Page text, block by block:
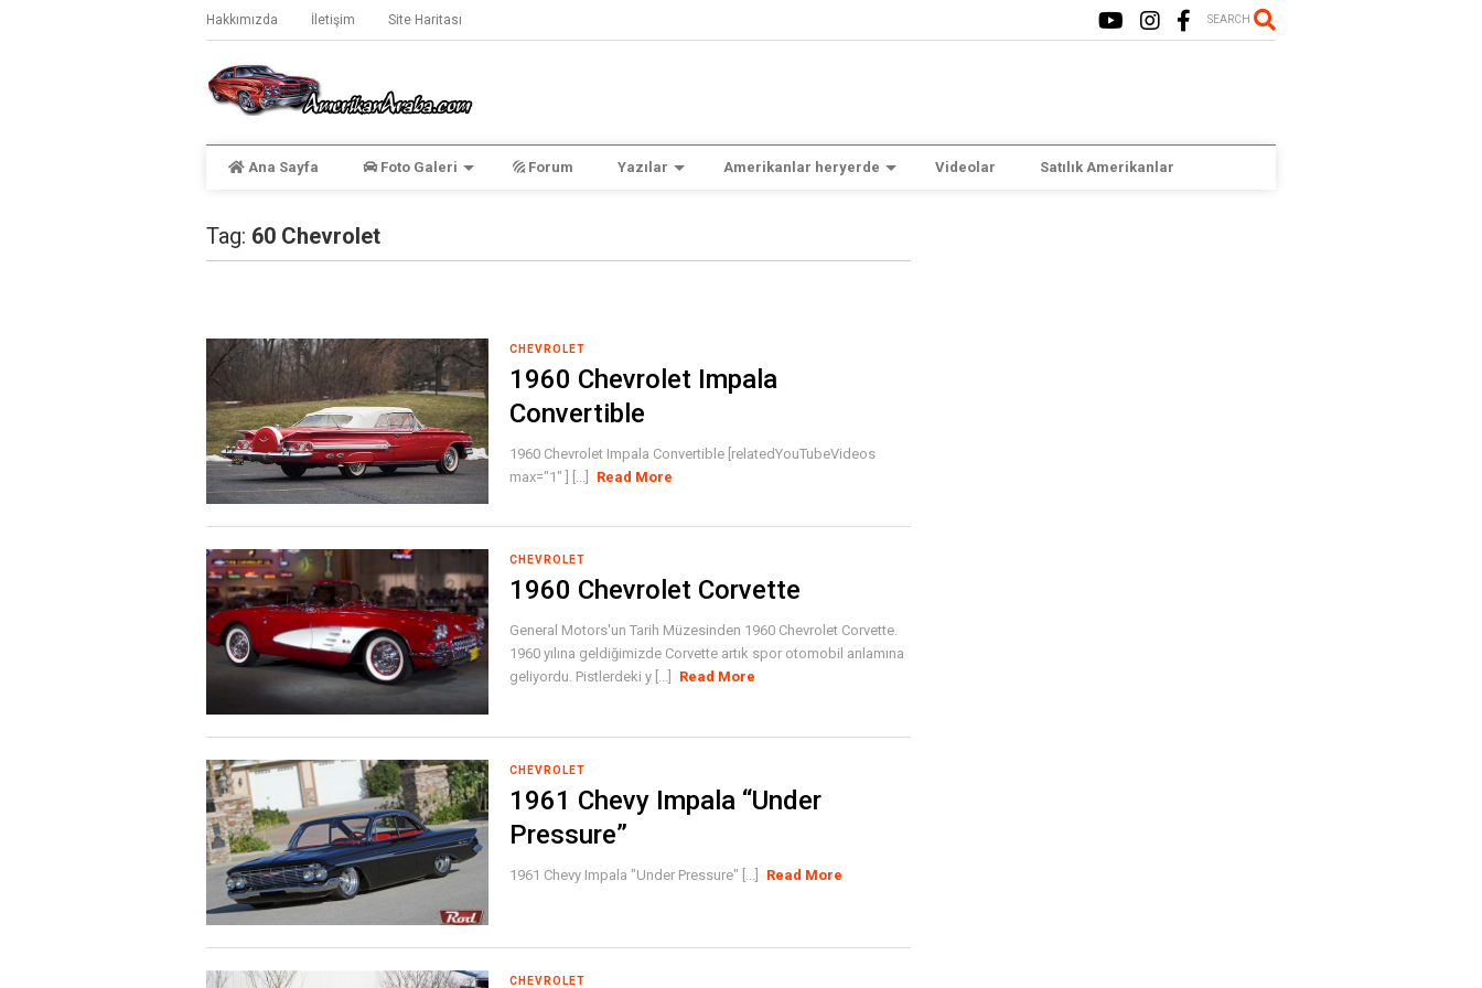
Hakkımızda İletişim Site Haritası SEARCH
Ana Sayfa Foto Galeri Forum Yazılar Amerikanlar heryerde Videolar Satılık Amerikanlar
Tag: 60 Chevrolet
CHEVROLET
1960 Chevrolet Impala
Convertible
1960 Chevrolet Impala Convertible [relatedYouTubeVideos
max="1" ] [...]
Read More
CHEVROLET
1960 Chevrolet Corvette
General Motors'un Tarih Müzesinden 1960 Chevrolet Corvette.
1960 yılına geldiğimizde Corvette artık spor otomobil anlamına
geliyordu. Pistlerdeki y [...]
Read More
CHEVROLET
1961 Chevy Impala “Under
Pressure”
1961 Chevy Impala "Under Pressure" [...] Read More
CHEVROLET